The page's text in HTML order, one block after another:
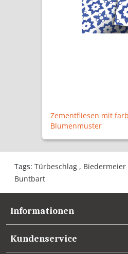
Zementfliesen mit
Blumenmuster
Tags: Türbeschlag , Biedermeier
Buntbart
Informationen
Kundenservice